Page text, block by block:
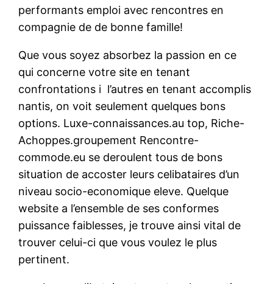
performants emploi avec rencontres en
compagnie de de bonne famille!
Que vous soyez absorbez la passion en ce
qui concerne votre site en tenant
confrontations i l’autres en tenant accomplis
nantis, on voit seulement quelques bons
options. Luxe-connaissances.au top, Riche-
Achoppes.groupement Rencontre-
commode.eu se deroulent tous de bons
situation de accoster leurs celibataires d’un
niveau socio-economique eleve. Quelque
website a l’ensemble de ses conformes
puissance faiblesses, je trouve ainsi vital de
trouver celui-ci que vous voulez le plus
pertinent.